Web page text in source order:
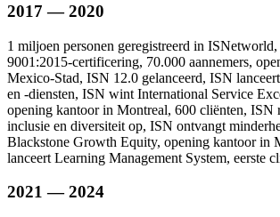
2017 — 2020
1 miljoen personen geregistreerd in
9001:2015-certificering, 70.000 aannemers,
Mexico-Stad, ISN 12.0 gelanceerd, ISN
en -diensten, ISN wint International Service
opening kantoor in Montreal, 600 cliënten, ISN
inclusie en diversiteit op, ISN ontvangt
Blackstone Growth Equity, opening kantoor in
lanceert Learning Management System, eerste
2021 — 2024